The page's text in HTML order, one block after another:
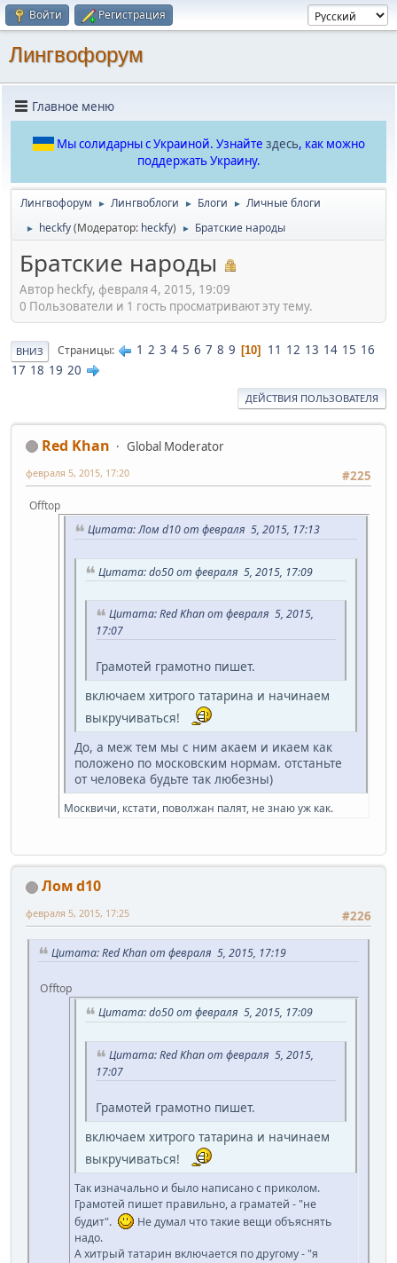
Войти Регистрация
Лингвофорум
Главное меню
Мы солидарны с Украиной. Узнайте здесь, как можно
поддержать Украину.
Лингвофорум ► Лингвоблоги ► Блоги ► Личные блоги
► heckfy(Модератор: heckfy) ► Братские народы
Братские народы
Автор heckfy, февраля 4, 2015, 19:09
0 Пользователи и 1 гость просматривают эту тему.
ВНИЗ Страницы 1 2 3 4 5 6 7 8 9 10 11 12 13 14 15 16
17 18 19 20
ДЕЙСТВИЯ ПОЛЬЗОВАТЕЛЯ
Red Khan
Global Moderator
#225
февраля 5, 2015, 17:20
Offtop
Цитата: Лом d10 от февраля 5, 2015, 17:13
Цитата: do50 от февраля 5, 2015, 17:09
Цитата: Red Khan от февраля 5, 2015,
17:07
Грамотей грамотно пишет.
включаем хитрого татарина и начинаем
выкручиваться!
До, а меж тем мы с ним акаем и икаем как
положено по московским нормам. отстаньте
от человека будьте так любезны)
Москвичи, кстати, поволжан палят, не знаю уж как.
Лом d10
#226
февраля 5, 2015, 17:25
Цитата: Red Khan от февраля 5, 2015, 17:19
Offtop
Цитата: do50 от февраля 5, 2015, 17:09
Цитата: Red Khan от февраля 5, 2015,
17:07
Грамотей грамотно пишет.
включаем хитрого татарина и начинаем
выкручиваться!
Так изначально и было написано с приколом.
Грамотей пишет правильно, а граматей - "не
будит".
Не думал что такие вещи объяснять
надо.
А хитрый татарин включается по другому - "я